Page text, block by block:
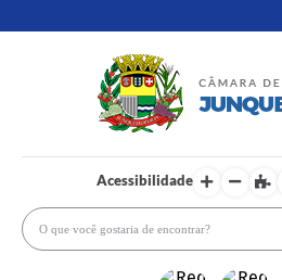
Acessibilidade